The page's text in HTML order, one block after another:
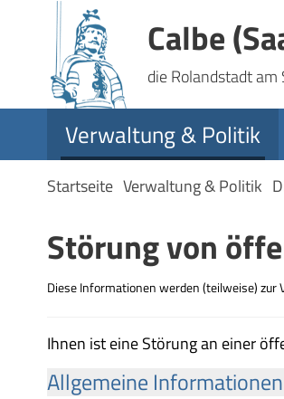
Calbe
die Rolandstadt am
Verwaltung & Politik
Startseite Verwaltung & Politik
Störung von
Diese Informationen werden (teilweise) zur
Ihnen ist eine Störung an einer
Allgemeine Informationen